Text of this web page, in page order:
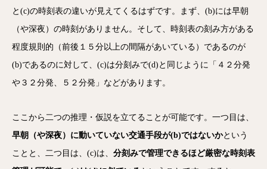
と(c)の時刻表の違いが見えてくるはずです。まず、(b)には早朝
（や深夜）の時刻がありません。そして、時刻表の刻み方がある
程度規則的（前後１５分以上の間隔があいている）であるのが
(b)であるのに対して、(c)は分刻みで(d)と同じように「４２分発
や３２分発、５２分発」などがあります。
ここから二つの推理・仮説を立てることが可能です。一つ目は、
早朝（や深夜）に動いていない交通手段が(b)ではないかという
ことと、二つ目は、(c)は、 分刻みで管理できるほど厳密な時刻表